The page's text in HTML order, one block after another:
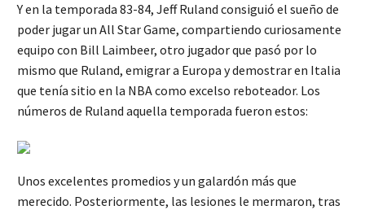
Y en la temporada 83-84, Jeff Ruland consiguió el sueño de
poder jugar un All Star Game, compartiendo curiosamente
equipo con Bill Laimbeer, otro jugador que pasó por lo
mismo que Ruland, emigrar a Europa y demostrar en Italia
que tenía sitio en la NBA como excelso reboteador. Los
números de Ruland aquella temporada fueron estos:
Unos excelentes promedios y un galardón más que
merecido. Posteriormente, las lesiones le mermaron, tras